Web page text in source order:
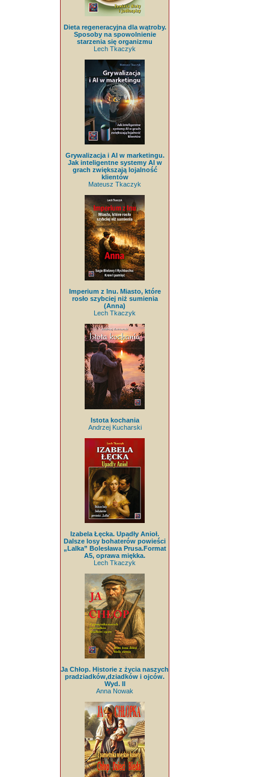
Dieta regeneracyjna dla wątroby.
Sposoby na spowolnienie
starzenia się organizmu
Lech Tkaczyk
Grywalizacja i AI w marketingu.
Jak inteligentne systemy AI w
grach zwiększają lojalność
klientów
Mateusz Tkaczyk
Imperium z lnu. Miasto, które
rosło szybciej niż sumienia
(Anna)
Lech Tkaczyk
Istota kochania
Andrzej Kucharski
Izabela Łęcka. Upadły Anioł.
Dalsze losy bohaterów powieści
„Lalka” Bolesława Prusa.Format
A5, oprawa miękka.
Lech Tkaczyk
Ja Chłop. Historie z życia naszych
pradziadków,dziadków i ojców.
Wyd. II
Anna Nowak